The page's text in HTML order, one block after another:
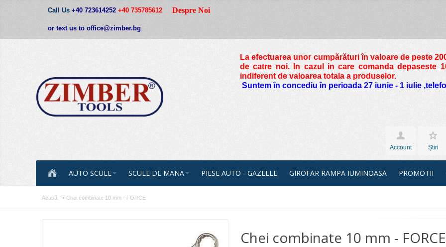
Call Us +40 723614252 +40 735785612
or text us to office@zimber.bg
Despre Noi
La efectuarea unor cumpărături în valoare de peste
de catre noi. In cazul in care comanda depaseste
indiferent de valoarea totala a produselor.
Suntem în concediu în perioada 27 iunie - 1 iulie
Account Știri
AUTO SCULE SCULE DE MANA PIESE AUTO - GAZELLE GIROFAR RAMPA IUMINOASA PROMOTII
Acasă Chei combinate 10 mm - FORCE
Chei combinate 10 mm - FORCE